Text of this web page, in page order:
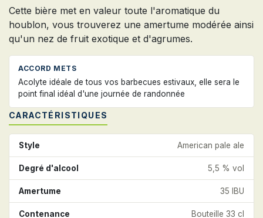
Cette bière met en valeur toute l'aromatique du
houblon, vous trouverez une amertume modérée ainsi
qu'un nez de fruit exotique et d'agrumes.
ACCORD METS
Acolyte idéale de tous vos barbecues estivaux, elle sera le
point final idéal d'une journée de randonnée
CARACTÉRISTIQUES
Style American pale ale
Degré d'alcool 5,5 % vol
Amertume 35 IBU
Contenance Bouteille 33 cl